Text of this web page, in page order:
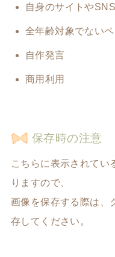
自身のサイトや
全年齢対象でない
自作発言
商用利用
保存時の注意
こちらに表示されてい
りますので、
画像を保存する際は、
存してください。